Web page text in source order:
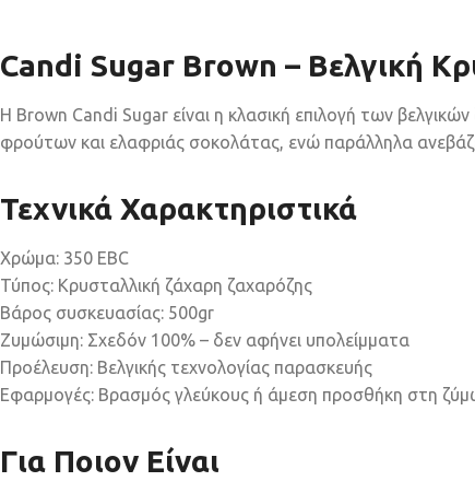
Candi Sugar Brown – Βελγική
Η Brown Candi Sugar είναι η κλασική επιλογή των
φρούτων και ελαφριάς σοκολάτας, ενώ παράλληλα
Τεχνικά Χαρακτηριστικά
Χρώμα: 350 EBC
Τύπος: Κρυσταλλική ζάχαρη ζαχαρόζης
Βάρος συσκευασίας: 500gr
Ζυμώσιμη: Σχεδόν 100% – δεν αφήνει υπολείμματα
Προέλευση: Βελγικής τεχνολογίας παρασκευής
Εφαρμογές: Βρασμός γλεύκους ή άμεση προσθήκη στη
Για Ποιον Είναι